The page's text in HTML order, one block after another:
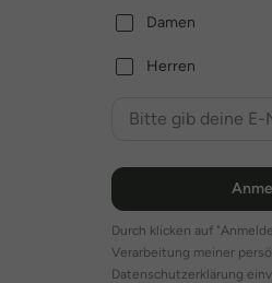
Damen
Herren
Durch klicken auf
Verarbeitung meiner
Datenschutzerklärung